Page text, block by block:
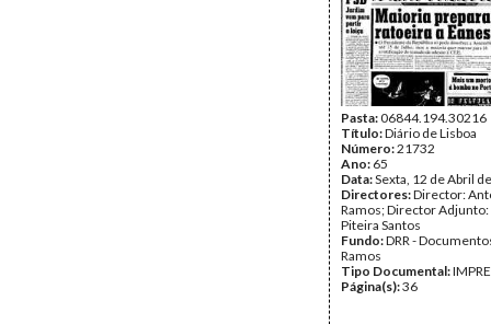
Pasta:06844.194.30216
Título:Diário de Lisboa
Número:21732
Ano: 65
Data:Sexta, 12 de Abril
Directores:Director:
Ramos; Director
Piteira Santos
Fundo:DRR -
Ramos
Tipo Documental:
Página(s):36